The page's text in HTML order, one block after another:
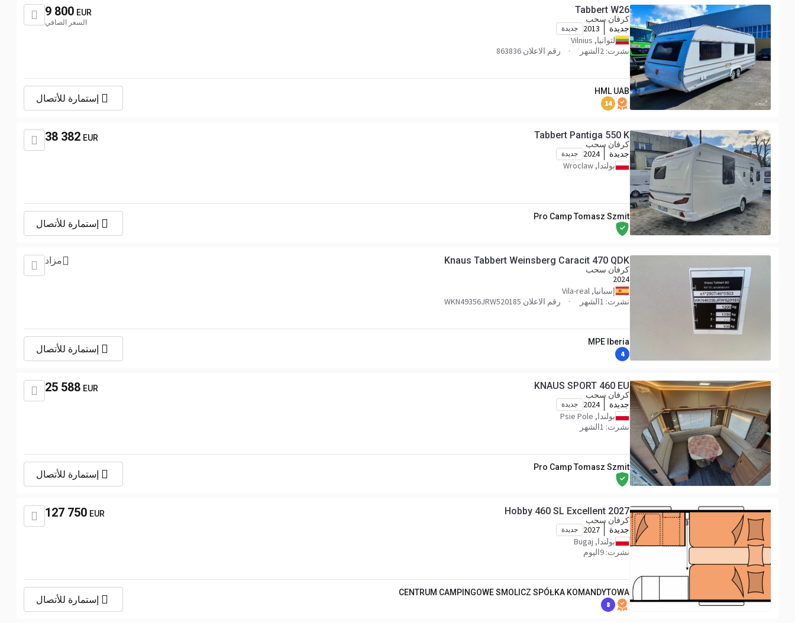
Tabbert W26
كرفان سحب
جديدة
2013 جديدة
لتوانيا, Vilnius
نشرت: 2الشهر
رقم الاعلان 863836
9 800 EUR
السعر الصافي
HML UAB
14 إستمارة للأتصال
Tabbert Pantiga 550 K
كرفان سحب
جديدة
2024 جديدة
بولندا, Wroclaw
38 382 EUR
Pro Camp Tomasz Szmit
إستمارة للأتصال
Knaus Tabbert Weinsberg Caracit 470 QDK
كرفان سحب
2024
إسبانيا, Vila-real
نشرت: 1الشهر
رقم الاعلان WKN49356JRW520185
مزاد
MPE Iberia
4 إستمارة للأتصال
KNAUS SPORT 460 EU
كرفان سحب
جديدة
2024 جديدة
بولندا, Psie Pole
نشرت: 1الشهر
25 588 EUR
Pro Camp Tomasz Szmit
إستمارة للأتصال
Hobby 460 SL Excellent 2027
كرفان سحب
جديدة
2027 جديدة
بولندا, Bugaj
نشرت: 9اليوم
127 750 EUR
CENTRUM CAMPINGOWE SMOLICZ SPÓŁKA KOMANDYTOWA
8 إستمارة للأتصال